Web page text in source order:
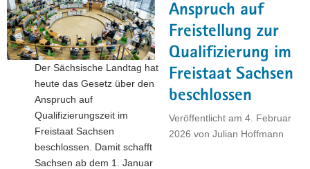
Life-
Sciences-
Branche"
Anspruch auf
Freistellung zur
Qualifizierung im
Freistaat Sachsen
beschlossen
Veröffentlicht am 4. Februar
2026 von Julian Hoffmann
Der Sächsische Landtag hat
heute das Gesetz über den
Anspruch auf
Qualifizierungszeit im
Freistaat Sachsen
beschlossen. Damit schafft
Sachsen ab dem 1. Januar